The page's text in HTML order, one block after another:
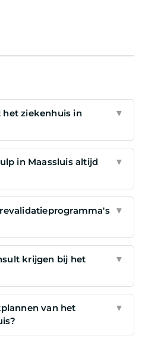
ziekenhuis in
▼
in Maassluis altijd
▼
▼
krijgen bij het
▼
van het
▼